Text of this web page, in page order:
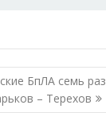
БпЛА семь раз
– Терехов